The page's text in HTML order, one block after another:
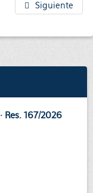
Siguiente
Res. 167/2026